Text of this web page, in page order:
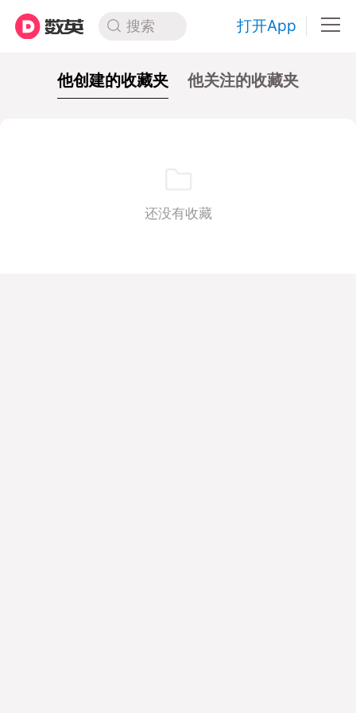
搜索 打开App
他创建的收藏夹 他关注的收藏夹
还没有收藏